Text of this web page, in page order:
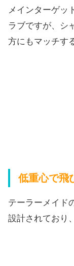
メインターゲッ
ラブですが、
シ
方にもマッチす
低重心で飛
テーラーメイド
設計されており